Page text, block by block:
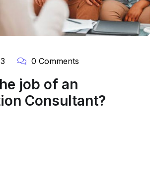
0 Comments
job of an
Consultant?